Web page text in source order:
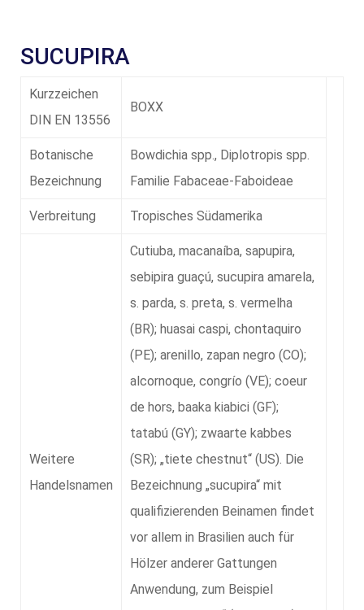
SUCUPIRA
Kurzzeichen
DIN EN 13556
BOXX
Botanische
Bezeichnung
Bowdichia spp., Diplotropis spp.
Familie Fabaceae-Faboideae
Verbreitung Tropisches Südamerika
Weitere
Handelsnamen
Cutiuba, macanaíba, sapupira,
sebipira guaçú, sucupira amarela,
s. parda, s. preta, s. vermelha
(BR); huasai caspi, chontaquiro
(PE); arenillo, zapan negro (CO);
alcornoque, congrío (VE); coeur
de hors, baaka kiabici (GF);
tatabú (GY); zwaarte kabbes
(SR); „tiete chestnut“ (US). Die
Bezeichnung „sucupira“ mit
qualifizierenden Beinamen findet
vor allem in Brasilien auch für
Hölzer anderer Gattungen
Anwendung, zum Beispiel